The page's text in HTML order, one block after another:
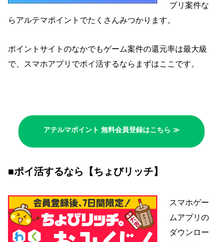
プリ案件な
らアルテマポイントでたくさんみつかります。
ポイントサイトのなかでもゲーム案件の還元率は最大級
で、スマホアプリでポイ活するならまずはここです。
アテルマポイント 無料会員登録はこちら ≫
■ポイ活するなら【ちょびリッチ】
スマホゲー
ムアプリの
ダウンロー